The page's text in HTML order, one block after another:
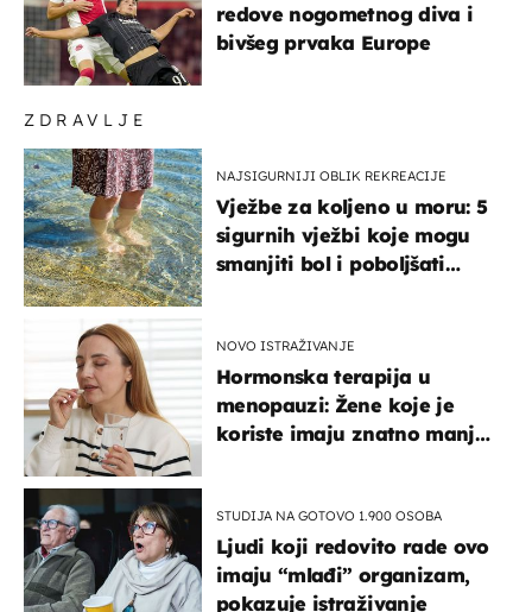
ZDRAVLJE
NAJSIGURNIJI OBLIK REKREACIJE
Vježbe za koljeno u moru: 5
sigurnih vježbi koje mogu
smanjiti bol i poboljšati
NOVO ISTRAŽIVANJE
Hormonska terapija u
menopauzi: Žene koje je
koriste imaju znatno manji
STUDIJA NA GOTOVO 1.900 OSOBA
Ljudi koji redovito rade ovo
imaju “mlađi” organizam,
pokazuje istraživanje
redove nogometnog diva i
bivšeg prvaka Europe